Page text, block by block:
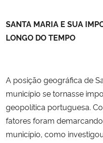
SANTA MARIA E SUA
LONGO DO TEMPO
A posição geográfica de
município se tornasse
geopolítica portuguesa.
fatores foram
município, como